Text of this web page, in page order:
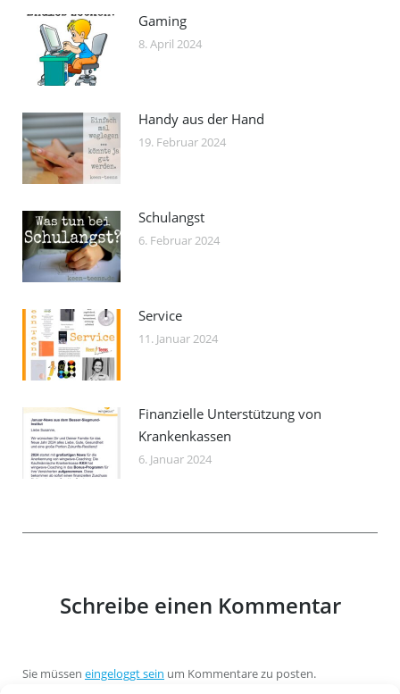
Gaming
8. April 2024
Handy aus der Hand
19. Februar 2024
Schulangst
6. Februar 2024
Service
11. Januar 2024
Finanzielle Unterstützung von
Krankenkassen
6. Januar 2024
Schreibe einen Kommentar
Sie müssen eingeloggt sein um Kommentare zu posten.